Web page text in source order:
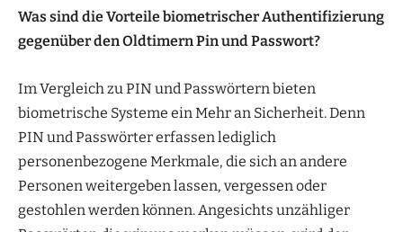
Was sind die Vorteile biometrischer Authentifizierung
gegenüber den Oldtimern Pin und Passwort?
Im Vergleich zu PIN und Passwörtern bieten
biometrische Systeme ein Mehr an Sicherheit. Denn
PIN und Passwörter erfassen lediglich
personenbezogene Merkmale, die sich an andere
Personen weitergeben lassen, vergessen oder
gestohlen werden können. Angesichts unzähliger